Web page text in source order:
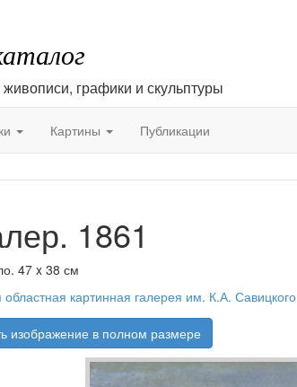
графики и скульптуры
Картины Публикации
1861
47 x 38 см
областная картинная галерея им. К.А. Савицкого
изображение в полном размере